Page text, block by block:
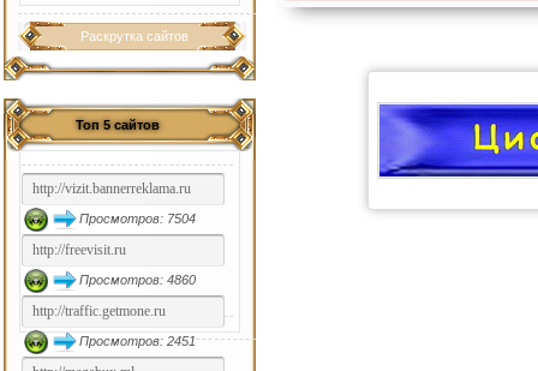
Раскрутка сайтов
Топ 5 сайтов
Просмотров: 7504
Просмотров: 4860
Просмотров: 2451